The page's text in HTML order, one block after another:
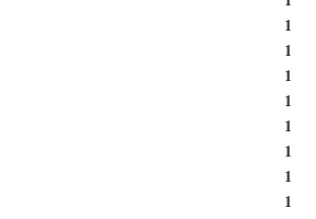
1
1
1
1
1
1
1
1